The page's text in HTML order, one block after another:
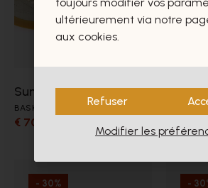
Sun68
BASKETS
€ 70,00
Sun68
BASKETS
- 30% -
ultérieurement via notre
aux cookies.
Refuser
Modifier les